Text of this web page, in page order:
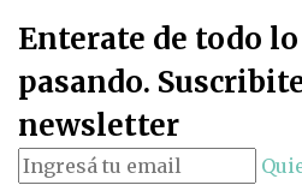
Enterate de todo
pasando.
newsletter